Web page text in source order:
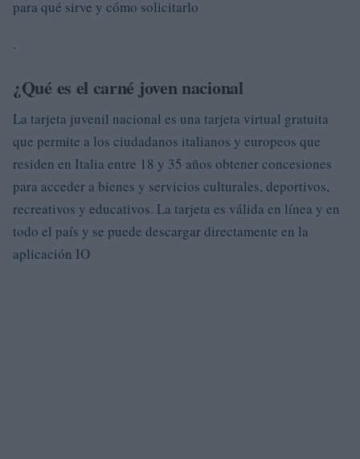
para qué sirve y cómo solicitarlo
.
¿Qué es el carné joven nacional
La tarjeta juvenil nacional es una tarjeta virtual gratuita
que permite a los ciudadanos italianos y europeos que
residen en Italia entre 18 y 35 años obtener concesiones
para acceder a bienes y servicios culturales, deportivos,
recreativos y educativos. La tarjeta es válida en línea y en
todo el país y se puede descargar directamente en la
aplicación IO